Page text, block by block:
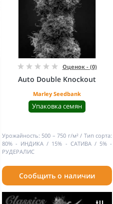
Оценок - (0)
Auto Double Knockout
Marley Seedbank
Упаковка семян
Урожайность: 500 – 750 г/м²
Тип сорта:
80% - ИНДИКА / 15% - САТИВА / 5% -
РУДЕРАЛИС
Сообщить о наличии